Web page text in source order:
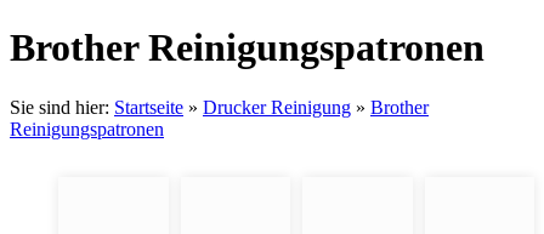
Brother Reinigungspatronen
Sie sind hier: Startseite » Drucker Reinigung » Brother
Reinigungspatronen